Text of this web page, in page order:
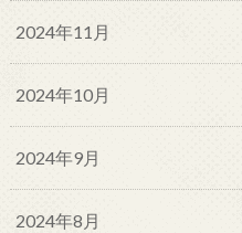
2024年11月
2024年10月
2024年9月
2024年8月